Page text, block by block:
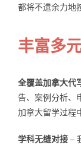
都将不遗余力地
丰富多
全覆盖加拿大代
告、案例分析、
加拿大留学过程
学科无缝对接–